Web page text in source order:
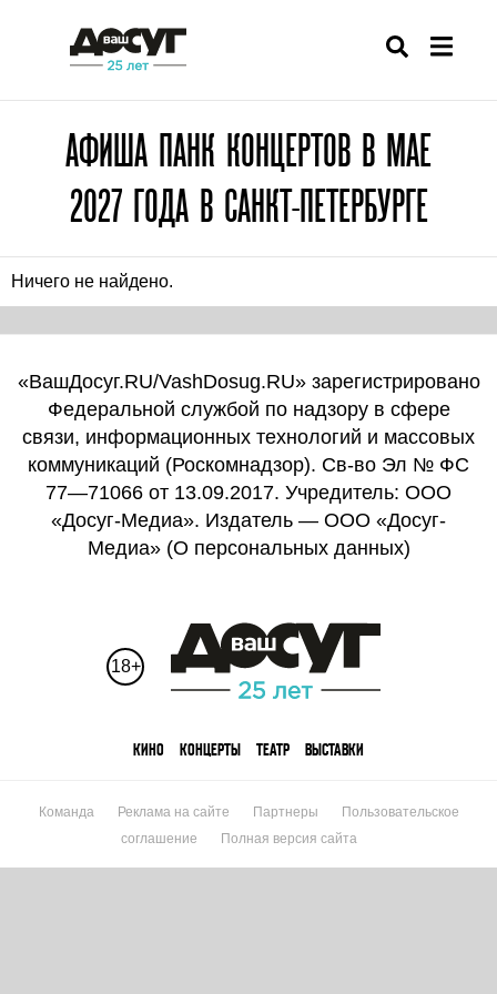
АФИША ПАНК КОНЦЕРТОВ В МАЕ
2027 ГОДА В САНКТ-ПЕТЕРБУРГЕ
Ничего не найдено.
«ВашДосуг.RU/VashDosug.RU» зарегистрировано
Федеральной службой по надзору в сфере
связи, информационных технологий и массовых
коммуникаций (Роскомнадзор). Св-во Эл № ФС
77—71066 от 13.09.2017. Учредитель: ООО
«Досуг-Медиа». Издатель — ООО «Досуг-
Медиа» (О персональных данных)
18+
КИНО КОНЦЕРТЫ ТЕАТР ВЫСТАВКИ
Команда Реклама на сайте Партнеры
Пользовательское
соглашение
Полная версия сайта